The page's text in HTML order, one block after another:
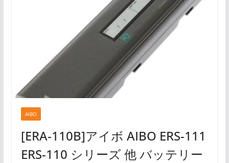
AIBO
[ERA-110B]アイボ AIBO ERS-111
ERS-110 シリーズ 他 バッテリー